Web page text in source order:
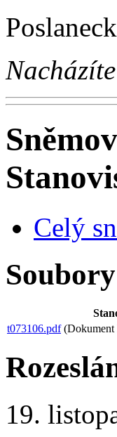
Celý
t073106.pdf(Dokument
19.